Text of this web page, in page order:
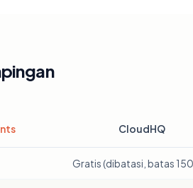
CloudHQ
Gratis (dibatasi, batas